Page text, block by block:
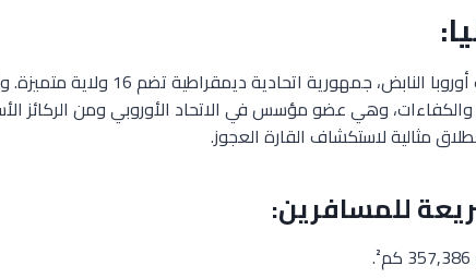
ألمانيا هي قلب أوروبا النابض،
والكفاءات، وهي عضو مؤسس في الاتحاد الأوروبي ومن الركائز
مثالية لاستكشاف القارة العجوز.
للمسافرين: